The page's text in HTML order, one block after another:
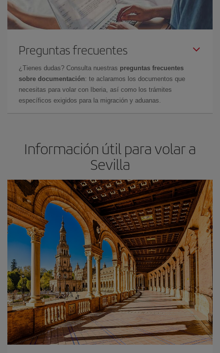
Preguntas frecuentes
¿Tienes dudas? Consulta nuestras preguntas frecuentes
sobre documentación: te aclaramos los documentos que
necesitas para volar con Iberia, así como los trámites
específicos exigidos para la migración y aduanas.
Información útil para volar a
Sevilla